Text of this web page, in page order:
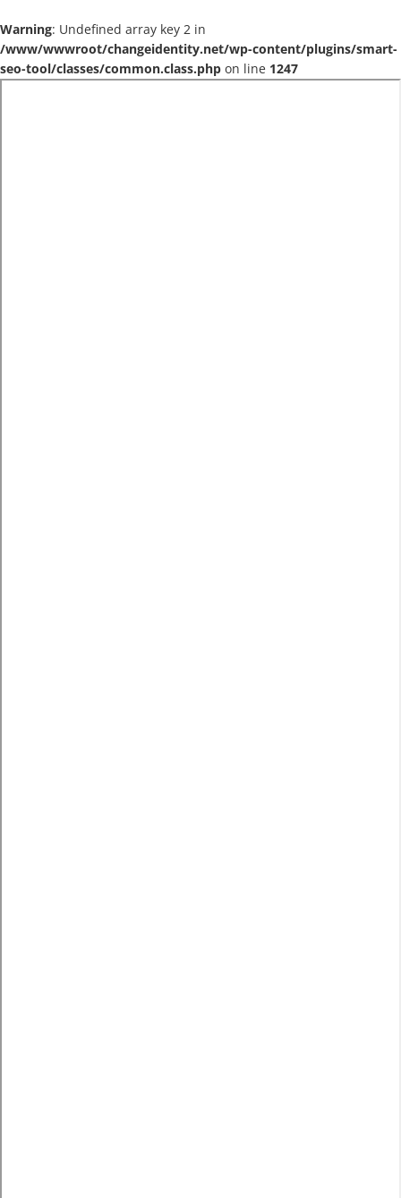
Warning: Undefined array key 2 in
/www/wwwroot/changeidentity.net/wp-content/plugins/smart-
seo-tool/classes/common.class.php on line 1247